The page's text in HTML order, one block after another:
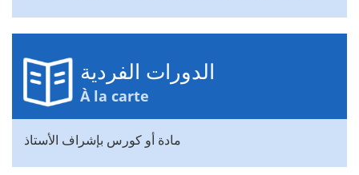
الدورات الفردية
À la carte
مادة أو كورس بإشراف الأستاذ